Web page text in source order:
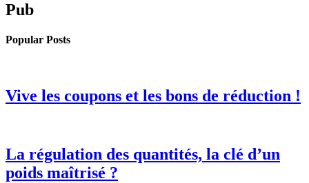
Pub
Popular Posts
Vive les coupons et les bons de réduction !
La régulation des quantités, la clé d’un
poids maîtrisé ?